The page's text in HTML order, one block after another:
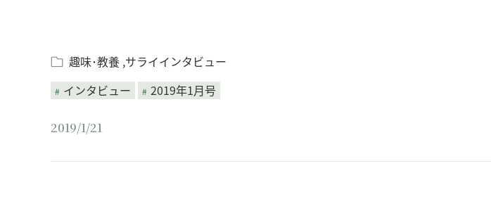
趣味･教養 サライインタビュー
インタビュー
2019年1月号
2019/1/21